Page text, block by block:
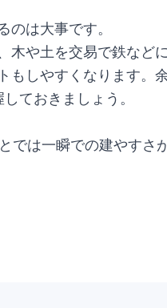
は大事です。
木や土を交易で鉄など
もしやすくなります。
ておきましょう。
とでは一瞬での建やすさ